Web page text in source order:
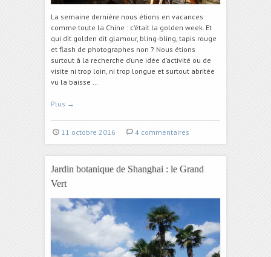
La semaine dernière nous étions en vacances
comme toute la Chine : c’était la golden week. Et
qui dit golden dit glamour, bling-bling, tapis rouge
et flash de photographes non ? Nous étions
surtout à la recherche d’une idée d’activité ou de
visite ni trop loin, ni trop longue et surtout abritée
vu la baisse …
Plus →
11 octobre 2016 4 commentaires
Jardin botanique de Shanghai : le Grand
Vert